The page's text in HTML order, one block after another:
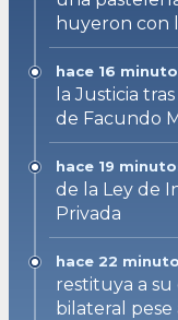
huyeron con
hace 16
la Justicia
de Facundo
hace 19
de la Ley de
Privada
hace 22
restituya a
bilateral pese